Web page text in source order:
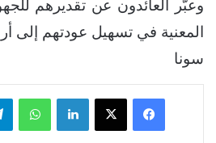
وعبّر العائدون عن تقديرهم
المعنية في تسهيل عودتهم إلى
سونا
فيسبوك ‫X لينكدإن واتساب